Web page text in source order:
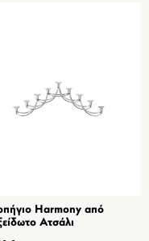
Harmony από
Ατσάλι